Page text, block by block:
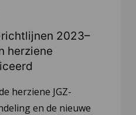
2023–
herziene
herziene JGZ-
en de nieuwe